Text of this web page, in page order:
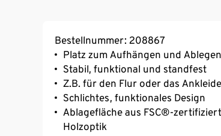
Bestellnummer: 208867
Platz zum Aufhängen und
Stabil, funktional und standfest
Z.B. für den Flur oder das
Schlichtes, funktionales Design
Ablagefläche aus FSC®-
Holzoptik